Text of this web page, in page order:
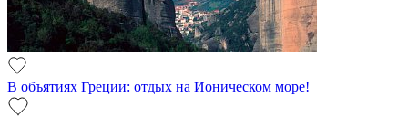
В объятиях Греции: отдых на Ионическом море!